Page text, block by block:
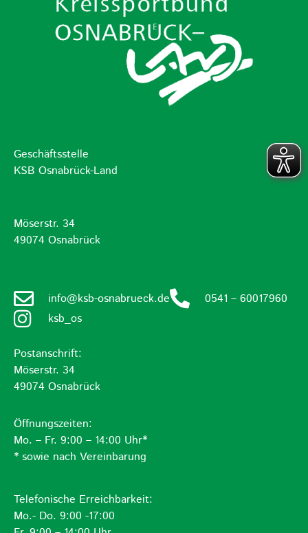
Geschäftsstelle
KSB Osnabrück-Land
Möserstr. 34
49074 Osnabrück
info@ksb-osnabrueck.de
0541 – 60017960
ksb_os
Postanschrift:
Möserstr. 34
49074 Osnabrück
Öffnungszeiten:
Mo. – Fr. 9:00 – 14:00 Uhr*
* sowie nach Vereinbarung
Telefonische Erreichbarkeit:
Mo.- Do. 9:00 -17:00